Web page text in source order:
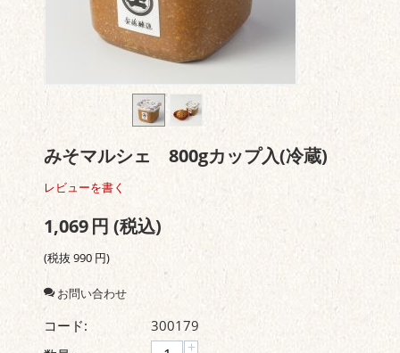
みそマルシェ 800gカップ入(冷蔵)
レビューを書く
1,069円 (税込)
(税抜 990 円)
お問い合わせ
コード:
300179
+